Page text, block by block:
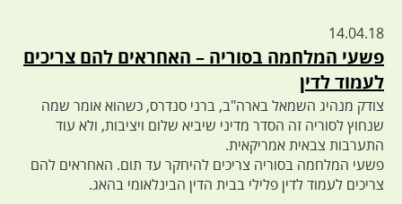
14.04.18
פשעי המלחמה בסוריה – האחראים להם צריכים
לעמוד לדין
צודק מנהיג השמאל בארה"ב, ברני סנדרס, כשהוא אומר שמה
שנחוץ לסוריה זה הסדר מדיני שיביא שלום ויציבות, ולא עוד
התערבות צבאית אמריקאית.
פשעי המלחמה בסוריה צריכים להיחקר עד תום. האחראים להם
צריכים לעמוד לדין פלילי בבית הדין הבינלאומי בהאג.